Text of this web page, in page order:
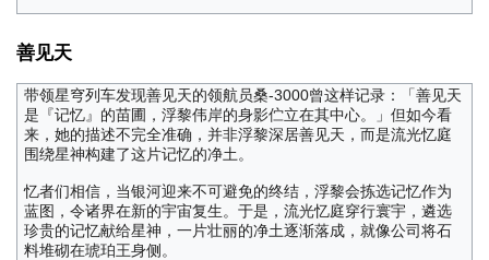
善见天
带领星穹列车发现善见天的领航员桑-3000曾这样记录：「善见天
是『记忆』的苗圃，浮黎伟岸的身影伫立在其中心。」但如今看
来，她的描述不完全准确，并非浮黎深居善见天，而是流光忆庭
围绕星神构建了这片记忆的净土。
忆者们相信，当银河迎来不可避免的终结，浮黎会拣选记忆作为
蓝图，令诸界在新的宇宙复生。于是，流光忆庭穿行寰宇，遴选
珍贵的记忆献给星神，一片壮丽的净土逐渐落成，就像公司将石
料堆砌在琥珀王身侧。